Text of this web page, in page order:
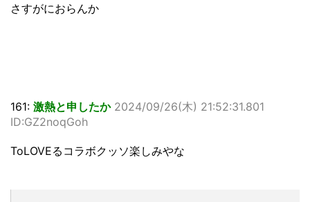
さすがにおらんか
161: 激熱と申したか 2024/09/26(木) 21:52:31.801
ID:GZ2noqGoh
ToLOVEるコラボクッソ楽しみやな